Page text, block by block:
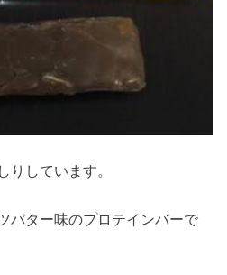
りしています。
バター味のプロテインバーで